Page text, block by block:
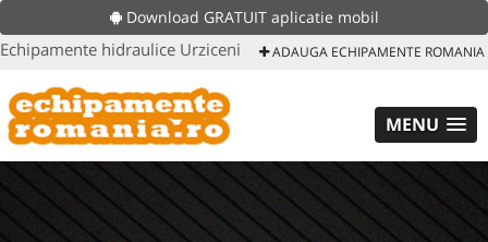
Download GRATUIT aplicatie mobil
Echipamente hidraulice Urziceni ADAUGA ECHIPAMENTE ROMANIA
MENU